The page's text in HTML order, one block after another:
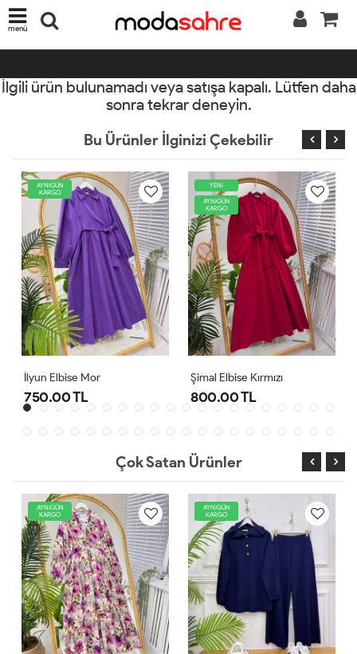
menü
İlgili ürün bulunamadı veya satışa kapalı. Lütfen daha
sonra tekrar deneyin.
Bu Ürünler İlginizi Çekebilir
YENİ
AYNIGÜN
KARGO
Şimal Elbise Kırmızı
800.00 TL
AYNIGÜN
KARGO
1,000.00 TL
Çok Satan Ürünler
AYNIGÜN
KARGO
AYNIGÜN
KARGO